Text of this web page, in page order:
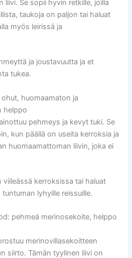
liivi. Se sopii hyvin retkille, joilla
taukoja on paljon tai haluat
myös leirissä ja
ja joustavuutta ja et
tukea.
huomaamaton ja
helppo
pehmeys ja kevyt tuki. Se
kun päällä on useita kerroksia ja
huomaamattoman liivin, joka ei
viileässä kerroksissa tai haluat
lyhyille reissuille.
pehmeä merinosekoite, helppo
merinovillasekoitteen
siirto. Tämän tyylinen liivi on